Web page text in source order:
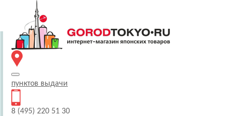
пунктов выдачи
8 (495) 220 51 30